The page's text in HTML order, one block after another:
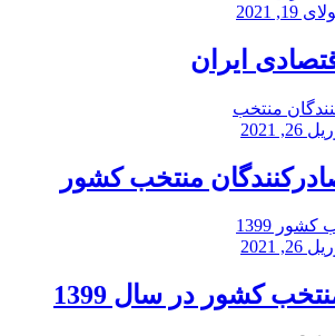
19, 2021
ایران
26, 2021
منتخب کشور
26, 2021
کشور در سال 1399